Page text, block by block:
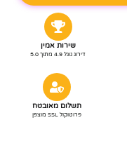
שירות אמין
דירוג גוגל 4.9 מתוך 5.0
תשלום מאובטח
פרוטוקול SSL מוצפן